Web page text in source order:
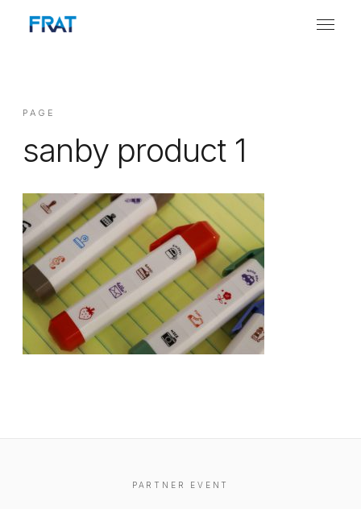
PAGE
sanby product 1
PARTNER EVENT